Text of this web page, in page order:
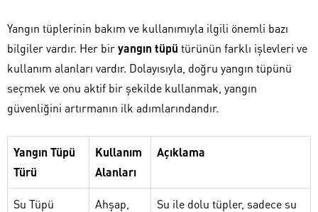
Yangın tüplerinin bakım ve kullanımıyla ilgili önemli bazı
bilgiler vardır. Her biryangın tüpü türünün farklı işlevleri ve
kullanım alanları vardır. Dolayısıyla, doğru yangın tüpünü
seçmek ve onu aktif bir şekilde kullanmak, yangın
güvenliğini artırmanın ilk adımlarındandır.
Yangın Tüpü
Türü
Kullanım
Alanları
Açıklama
Su Tüpü
Ahşap,
Su ile dolu tüpler, sadece su